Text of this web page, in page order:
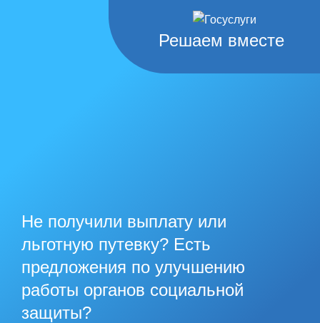
Решаем вместе
Не получили выплату или
льготную путевку? Есть
предложения по улучшению
работы органов социальной
защиты?